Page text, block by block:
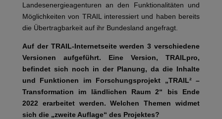
Landesenergieagenturen an den Funktionalitäten und
Möglichkeiten von TRAIL interessiert und haben bereits
die Übertragbarkeit auf ihr Bundesland angefragt.
Auf der TRAIL-Internetseite werden 3 verschiedene
Versionen aufgeführt. Eine Version, TRAILpro,
befindet sich noch in der Planung, da die Inhalte
und Funktionen im Forschungsprojekt „TRAIL² –
Transformation im ländlichen Raum 2“ bis Ende
2022 erarbeitet werden. Welchen Themen widmet
sich die „zweite Auflage“ des Projektes?